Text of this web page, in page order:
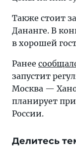
Также стоит
Дананге. В
в хорошей
Ранее
запустит
Москва —
планирует
России.
Делитесь